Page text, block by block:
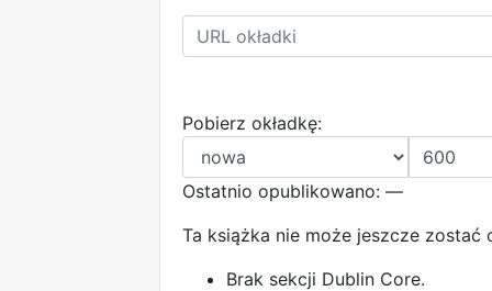
Pobierz okładkę:
Ostatnio opublikowano: —
Ta książka nie może jeszcze zostać
Brak sekcji Dublin Core.